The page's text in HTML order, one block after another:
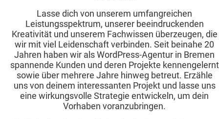
Lasse dich von unserem umfangreichen
Leistungsspektrum, unserer beeindruckenden
Kreativität und unserem Fachwissen überzeugen, die
wir mit viel Leidenschaft verbinden. Seit beinahe 20
Jahren haben wir als WordPress-Agentur in Bremen
spannende Kunden und deren Projekte kennengelernt
sowie über mehrere Jahre hinweg betreut. Erzähle
uns von deinem interessanten Projekt und lasse uns
eine wirkungsvolle Strategie entwickeln, um dein
Vorhaben voranzubringen.